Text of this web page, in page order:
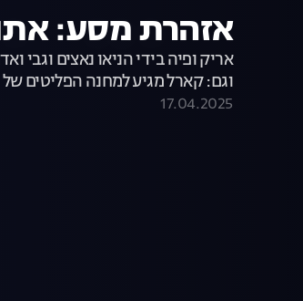
אזהרת מסע: אתונה, עונה 1, פרק
אריק ופיה בידי הניאו נאצים
וגם: קארל מגיע למחנה הפליטים
17.04.2025